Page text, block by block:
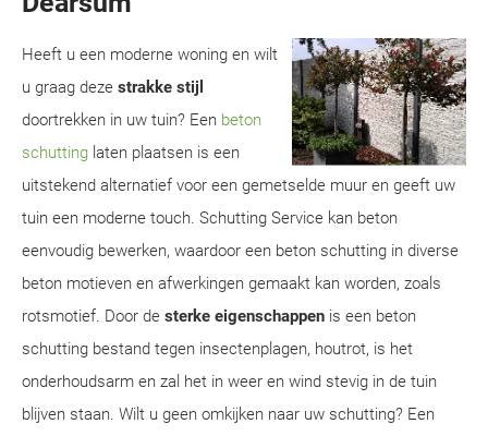
Heeft u een moderne woning en wilt
u graag deze strakke stijl
doortrekken in uw tuin? Een beton
schutting laten plaatsen is een
uitstekend alternatief voor een gemetselde muur en geeft uw
tuin een moderne touch. Schutting Service kan beton
eenvoudig bewerken, waardoor een beton schutting in diverse
beton motieven en afwerkingen gemaakt kan worden, zoals
rotsmotief. Door de sterke eigenschappen is een beton
schutting bestand tegen insectenplagen, houtrot, is het
onderhoudsarm en zal het in weer en wind stevig in de tuin
blijven staan. Wilt u geen omkijken naar uw schutting? Een